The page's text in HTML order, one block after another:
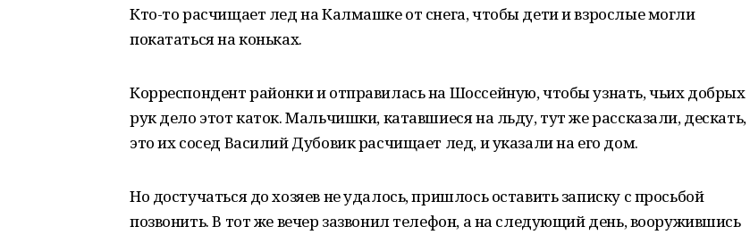
Кто-то расчищает лед на Калмашке от снега, чтобы дети и взрослые могли
покататься на коньках.
Корреспондент районки и отправилась на Шоссейную, чтобы узнать, чьих добрых
рук дело этот каток. Мальчишки, катавшиеся на льду, тут же рассказали, дескать,
это их сосед Василий Дубовик расчищает лед, и указали на его дом.
Но достучаться до хозяев не удалось, пришлось оставить записку с просьбой
позвонить. В тот же вечер зазвонил телефон, а на следующий день, вооружившись